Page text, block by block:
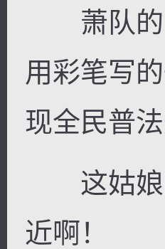
萧队的
用彩笔写
现全民普
这姑娘
近啊！